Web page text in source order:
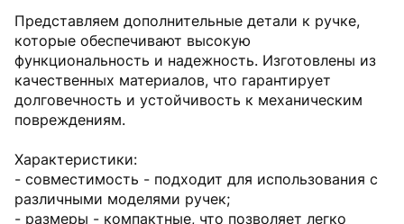
Представляем дополнительные детали к ручке,
которые обеспечивают высокую
функциональность и надежность. Изготовлены из
качественных материалов, что гарантирует
долговечность и устойчивость к механическим
повреждениям.
Характеристики:
- совместимость - подходит для использования с
различными моделями ручек;
- размеры - компактные, что позволяет легко